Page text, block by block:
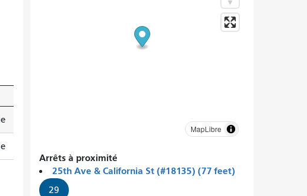
MapLibre
Arrêts à proximité
25th Ave & California St (#18135) (77 feet)
29